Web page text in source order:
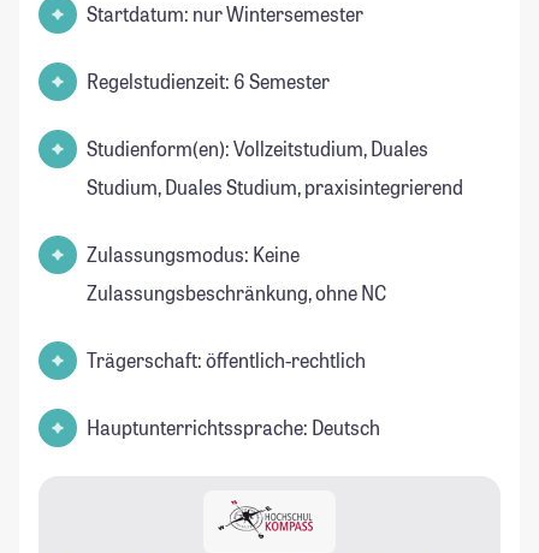
Startdatum: nur Wintersemester
Regelstudienzeit: 6 Semester
Studienform(en): Vollzeitstudium, Duales
Studium, Duales Studium, praxisintegrierend
Zulassungsmodus: Keine
Zulassungsbeschränkung, ohne NC
Trägerschaft: öffentlich-rechtlich
Hauptunterrichtssprache: Deutsch